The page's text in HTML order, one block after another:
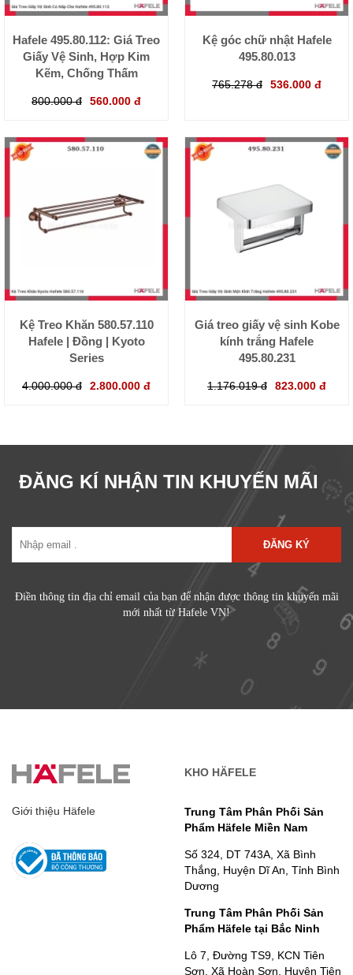
Hafele 495.80.112: Giá Treo
Giấy Vệ Sinh, Hợp Kim
Kẽm, Chống Thấm
800.000 đ 560.000 đ
Kệ góc chữ nhật Hafele
495.80.013
765.278 đ 536.000 đ
Kệ Treo Khăn 580.57.110
Hafele | Đồng | Kyoto
Series
4.000.000 đ 2.800.000 đ
Giá treo giấy vệ sinh Kobe
kính trắng Hafele
495.80.231
1.176.019 đ 823.000 đ
ĐĂNG KÍ NHẬN TIN KHUYẾN MÃI
ĐĂNG KÝ
Điền thông tin địa chỉ email của bạn để nhận được thông tin khuyến mãi
mới nhất từ Hafele VN!
Giới thiệu Häfele
KHO HÄFELE
Trung Tâm Phân Phối Sản
Phẩm Häfele Miền Nam
Số 324, DT 743A, Xã Bình
Thắng, Huyện Dĩ An, Tỉnh Bình
Dương
Trung Tâm Phân Phối Sản
Phẩm Häfele tại Bắc Ninh
Lô 7, Đường TS9, KCN Tiên
Sơn, Xã Hoàn Sơn, Huyện Tiên